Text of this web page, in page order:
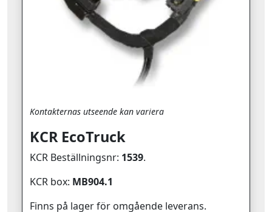
Kontakternas utseende kan variera
KCR EcoTruck
KCR Beställningsnr: 1539.
KCR box: MB904.1
Finns på lager för omgående leverans.